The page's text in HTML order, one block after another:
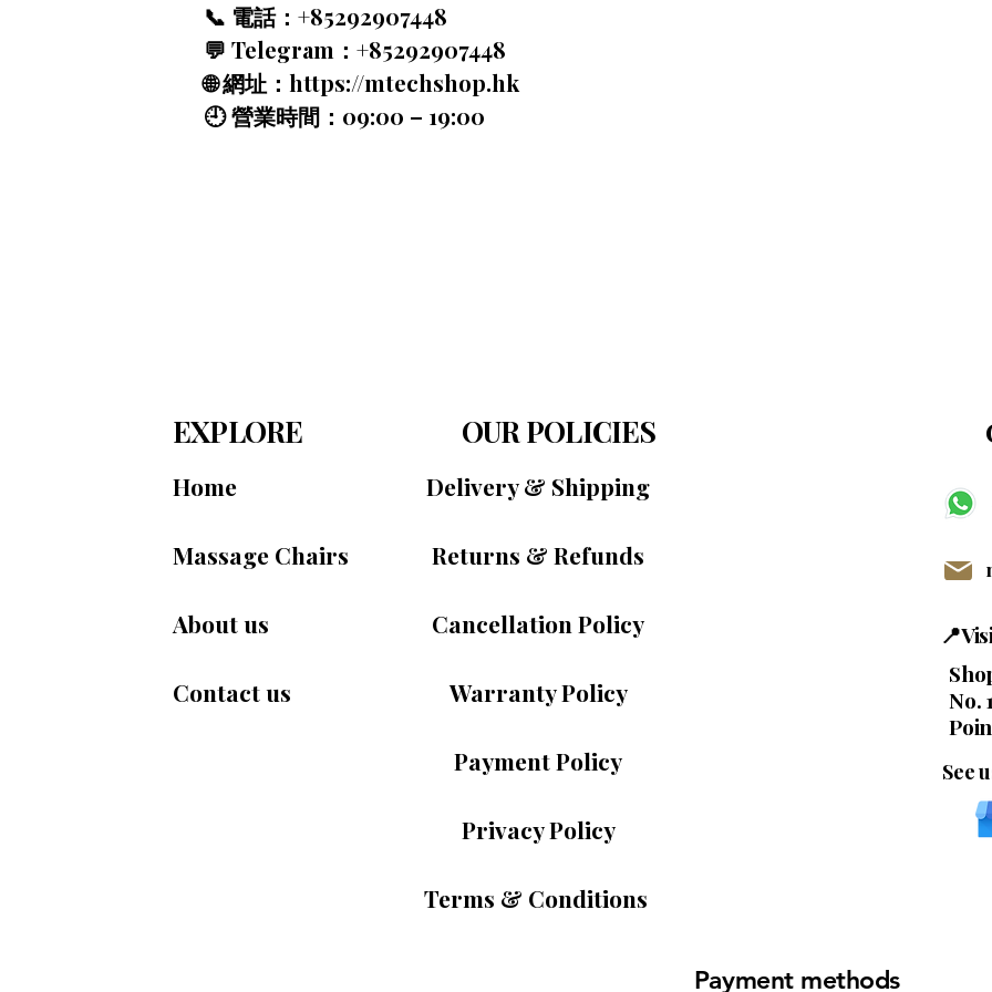
📞 電話：+85292907448
💬 Telegram：+85292907448
🌐 網址： https://mtechshop.hk
🕘 營業時間：09:00 – 19:00
EXPLORE
Home
Massage Chairs
About us
Contact us
OUR POLICIES
Delivery & Shipping
Returns & Refunds
Cancellation Policy
Warranty Policy
Payment Policy
Privacy Policy
Terms & Conditions
No.
See
Payment methods